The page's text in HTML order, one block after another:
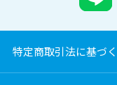
特定商取引法に基づ